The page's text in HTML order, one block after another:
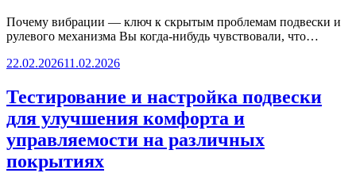
Почему вибрации — ключ к скрытым проблемам подвески и
рулевого механизма Вы когда-нибудь чувствовали, что…
22.02.202611.02.2026
Тестирование и настройка подвески
для улучшения комфорта и
управляемости на различных
покрытиях